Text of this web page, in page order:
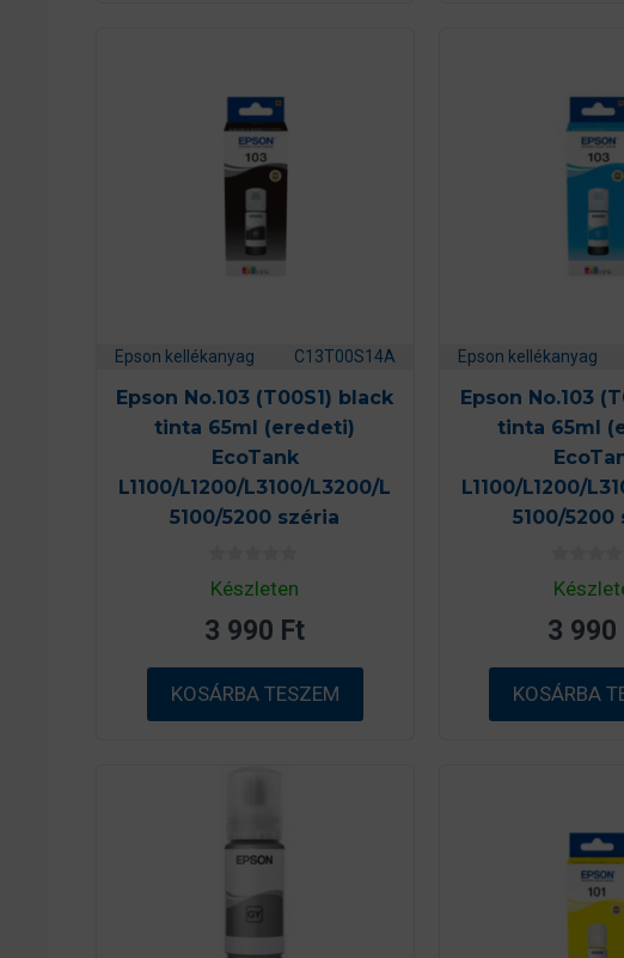
Epson kellékanyag C13T00S14A
Epson No.103 (T00S1) black
tinta 65ml (eredeti)
EcoTank
L1100/L1200/L3100/L3200/L
5100/5200 széria
0
a
5
-
ő
l
Készleten
3 990 Ft
KOSÁRBA TESZEM
Epson kellékanyag
Epson No.103
tinta 65ml
L1100/L1200/
5100/5200
0
a
5
-
ő
l
3 990
KOSÁRBA